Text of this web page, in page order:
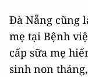
Đà Nẵng cũng
mẹ tại Bệnh
cấp sữa mẹ
sinh non